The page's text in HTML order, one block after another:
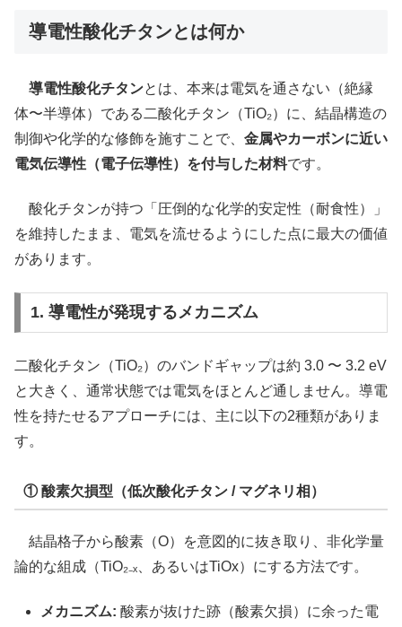
導電性酸化チタンとは何か
導電性酸化チタンとは、本来は電気を通さない（絶縁
体〜半導体）である二酸化チタン（TiO₂）に、結晶構造の
制御や化学的な修飾を施すことで、 金属やカーボンに近い
電気伝導性（電子伝導性）を付与した材料です。
酸化チタンが持つ「圧倒的な化学的安定性（耐食性）」
を維持したまま、電気を流せるようにした点に最大の価値
があります。
1. 導電性が発現するメカニズム
二酸化チタン（TiO₂）のバンドギャップは約 3.0 〜 3.2 eV
と大きく、通常状態では電気をほとんど通しません。導電
性を持たせるアプローチには、主に以下の2種類がありま
す。
① 酸素欠損型（低次酸化チタン / マグネリ相）
結晶格子から酸素（O）を意図的に抜き取り、非化学量
論的な組成（TiO₂₋ₓ、あるいはTiOx）にする方法です。
メカニズム: 酸素が抜けた跡（酸素欠損）に余った電